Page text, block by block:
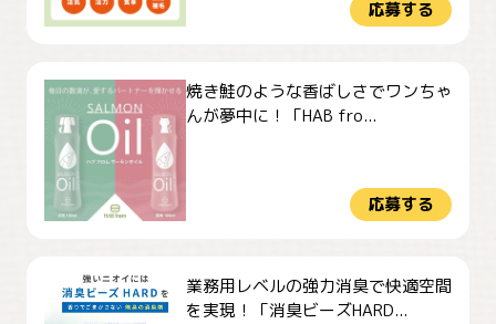
応募する
焼き鮭のような香ばしさでワンちゃ
んが夢中に！「HAB fro...
応募する
業務用レベルの強力消臭で快適空間
を実現！「消臭ビーズHARD...